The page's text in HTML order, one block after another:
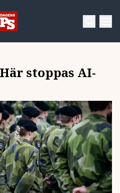
stoppas AI-